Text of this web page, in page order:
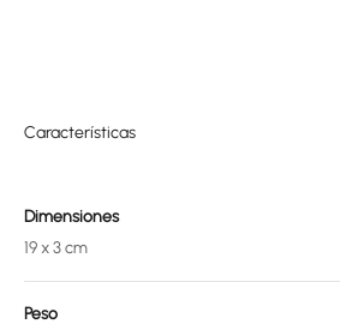
Características
Dimensiones
19 x 3 cm
Peso